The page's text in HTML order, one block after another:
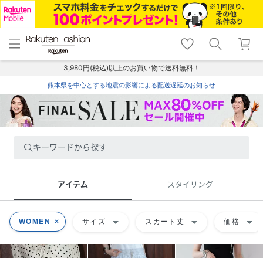
menu home
トップ
shopping_cart lock_outline
ログイン
3,980円(税込)以上のお買い物で送料無料！
熊本県を中心とする地震の影響による配送遅延のお知らせ
キーワードから探す
アイテム スタイリング
WOMEN サイズ arrow_drop_down スカート丈 arrow_drop_down 価格 arrow_drop_down